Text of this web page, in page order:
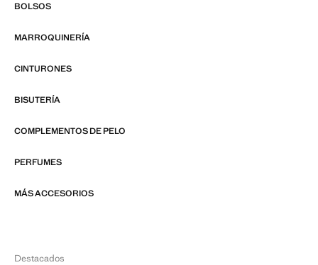
BOLSOS
MARROQUINERÍA
CINTURONES
BISUTERÍA
COMPLEMENTOS DE PELO
PERFUMES
MÁS ACCESORIOS
Destacados